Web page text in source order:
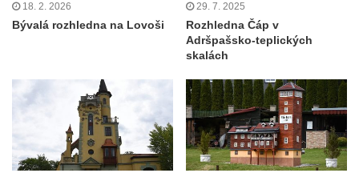
18. 2. 2026
Bývalá rozhledna na Lovoši
29. 7. 2025
Rozhledna Čáp v
Adršpašsko-teplických
skalách